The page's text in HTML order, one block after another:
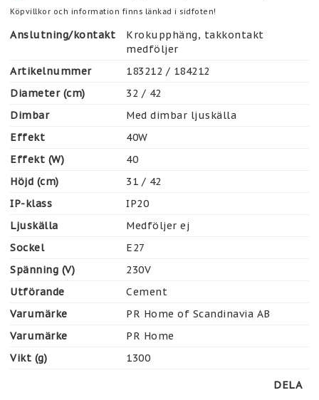
Köpvillkor och information finns länkad i sidfoten!
Anslutning/kontakt
Krokupphäng, takkontakt
medföljer
Artikelnummer
183212 / 184212
Diameter (cm)
32 / 42
Dimbar
Med dimbar ljuskälla
Effekt
40W
Effekt (W)
40
Höjd (cm)
31 / 42
IP-klass
IP20
Ljuskälla
Medföljer ej
Sockel
E27
Spänning (V)
230V
Utförande
Cement
Varumärke
PR Home of Scandinavia AB
Varumärke
PR Home
Vikt (g)
1300
DELA